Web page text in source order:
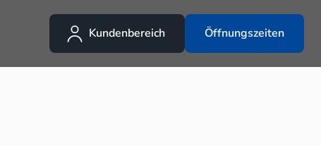
Kundenbereich Öffnungszeiten